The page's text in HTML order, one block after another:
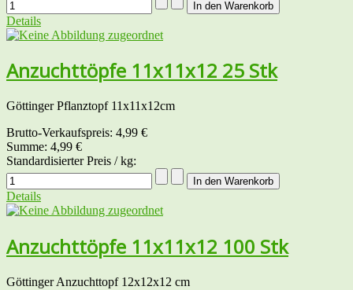
Details
Anzuchttöpfe 11x11x12 25 Stk
Göttinger Pflanztopf 11x11x12cm
Brutto-Verkaufspreis: 4,99 €
Summe: 4,99 €
Standardisierter Preis / kg:
Details
Anzuchttöpfe 11x11x12 100 Stk
Göttinger Anzuchttopf 12x12x12 cm